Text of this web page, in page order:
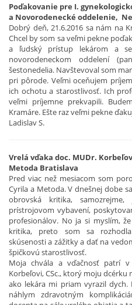
Poďakovanie pre I.
a Novorodenecké oddelenie,
Dobrý deň, 21.6.2016 sa nám na
Chcel by som sa veľmi pekne
a ľudský prístup lekárom a
novorodeneckom oddelení
šestonedelia. Navštevoval som
pri pôrode. Veľmi oceňujem
ich ochotu a starostlivosť. Ich
veľmi príjemne prekvapili.
Kramáre. Ešte raz veľmi pekne
Ladislav S.
Vrelá vďaka doc. MUDr.
Metoda Bratislava
Pred viac než mesiacom som
Cyrila a Metoda. V dnešnej dobe
obrovská kritika,
prístrojovom vybavení,
profesionálov. No ja si myslím,
kritika, preto som sa
skúsenosti a zážitky a dať na
špičkovú starostlivosť.
Moja chvála a vďačnosť patrí
Korbeľovi, CSc., ktorý moju
ako lekára mi priam vyrazil dych.
náhlym zdravotným